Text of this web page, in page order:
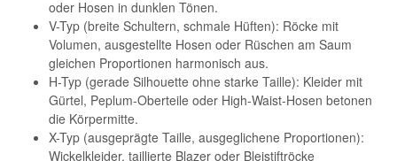
oder Hosen in dunklen Tönen.
V-Typ (breite Schultern, schmale Hüften): Röcke mit
Volumen, ausgestellte Hosen oder Rüschen am Saum
gleichen Proportionen harmonisch aus.
H-Typ (gerade Silhouette ohne starke Taille): Kleider mit
Gürtel, Peplum-Oberteile oder High-Waist-Hosen betonen
die Körpermitte.
X-Typ (ausgeprägte Taille, ausgeglichene Proportionen):
Wickelkleider, taillierte Blazer oder Bleistiftröcke